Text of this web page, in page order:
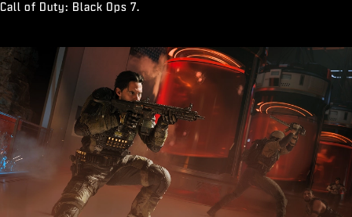
Call of Duty: Black Ops 7.